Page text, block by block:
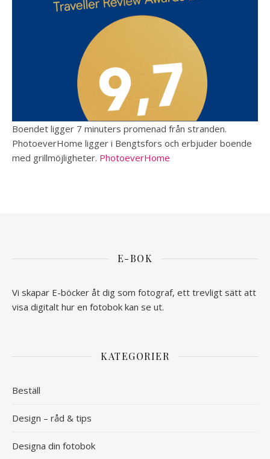
Boendet ligger 7 minuters promenad från stranden.
PhotoeverHome ligger i Bengtsfors och erbjuder boende
med grillmöjligheter. PhotoeverHome
E-BOK
Vi skapar E-böcker åt dig som fotograf, ett trevligt sätt att
visa digitalt hur en fotobok kan se ut.
KATEGORIER
Beställ
Design – råd & tips
Designa din fotobok